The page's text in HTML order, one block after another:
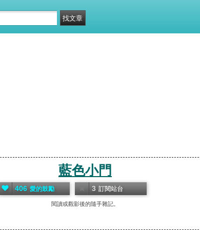
藍色小門
閱讀或觀影後的隨手雜記。
406 愛的鼓勵 3 訂閱站台